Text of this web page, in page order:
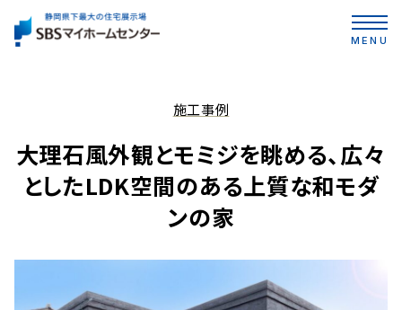
MENU
施工事例
大理石風外観とモミジを眺める、広々
としたLDK空間のある上質な和モダ
ンの家